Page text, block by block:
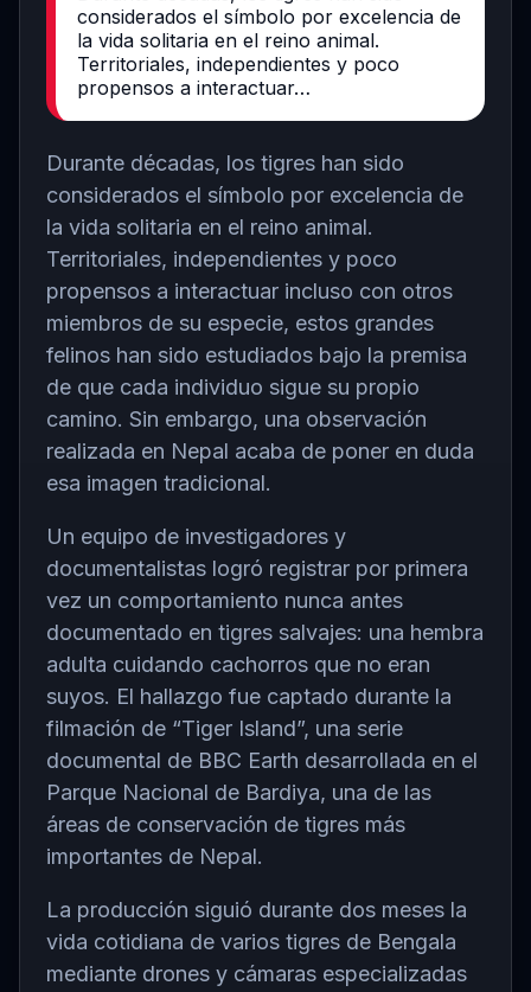
considerados el símbolo por excelencia de
la vida solitaria en el reino animal.
Territoriales, independientes y poco
propensos a interactuar…
Durante décadas, los tigres han sido
considerados el símbolo por excelencia de
la vida solitaria en el reino animal.
Territoriales, independientes y poco
propensos a interactuar incluso con otros
miembros de su especie, estos grandes
felinos han sido estudiados bajo la premisa
de que cada individuo sigue su propio
camino. Sin embargo, una observación
realizada en Nepal acaba de poner en duda
esa imagen tradicional.
Un equipo de investigadores y
documentalistas logró registrar por primera
vez un comportamiento nunca antes
documentado en tigres salvajes: una hembra
adulta cuidando cachorros que no eran
suyos. El hallazgo fue captado durante la
filmación de “Tiger Island”, una serie
documental de BBC Earth desarrollada en el
Parque Nacional de Bardiya, una de las
áreas de conservación de tigres más
importantes de Nepal.
La producción siguió durante dos meses la
vida cotidiana de varios tigres de Bengala
mediante drones y cámaras especializadas